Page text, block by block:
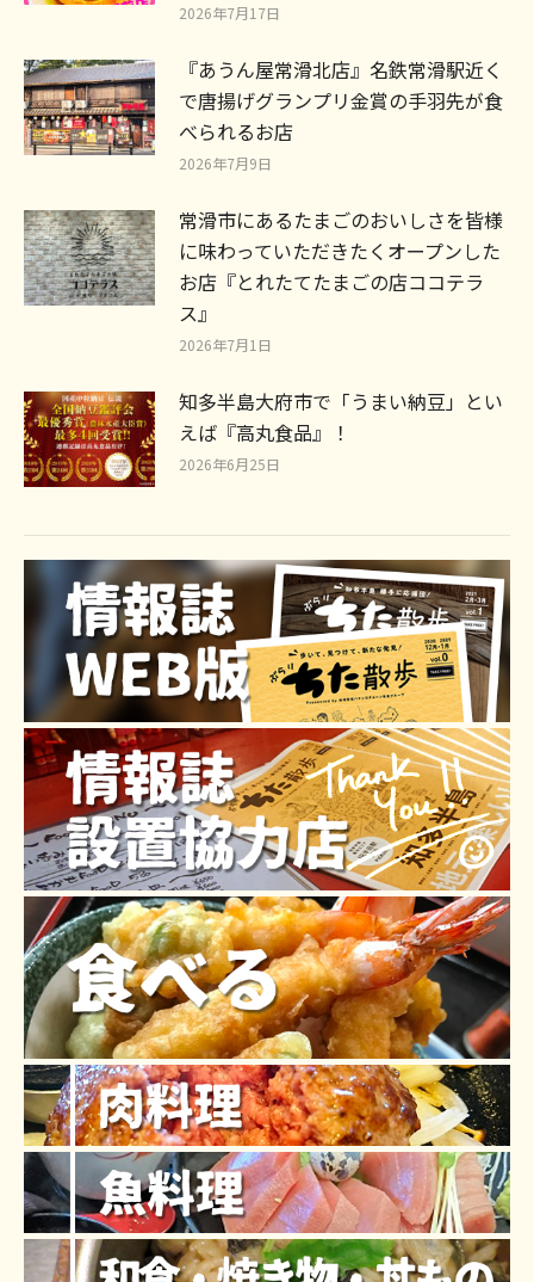
2026年7月17日
『あうん屋常滑北店』名鉄常滑駅近く
で唐揚げグランプリ金賞の手羽先が食
べられるお店
2026年7月9日
常滑市にあるたまごのおいしさを皆様
に味わっていただきたくオープンした
お店『とれたてたまごの店ココテラ
ス』
2026年7月1日
知多半島大府市で「うまい納豆」とい
えば『高丸食品』！
2026年6月25日